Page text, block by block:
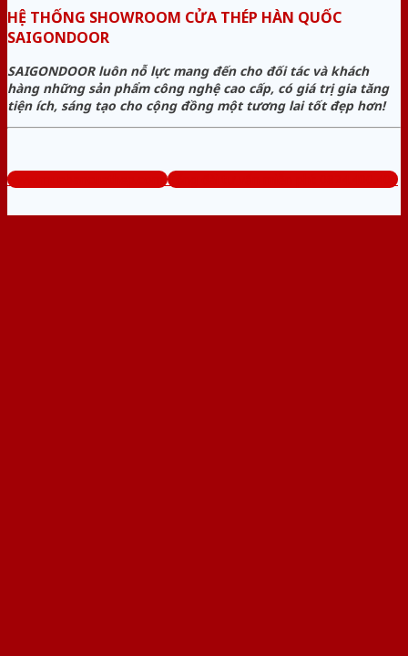
HỆ THỐNG SHOWROOM CỬA THÉP HÀN QUỐC
SAIGONDOOR
SAIGONDOOR luôn nỗ lực mang đến cho đối tác và khách
hàng những sản phẩm công nghệ cao cấp, có giá trị gia tăng
tiện ích, sáng tạo cho cộng đồng một tương lai tốt đẹp hơn!
www.muabancuathep.com Tổng đài tư vấn miễn phí: 0824.400.400